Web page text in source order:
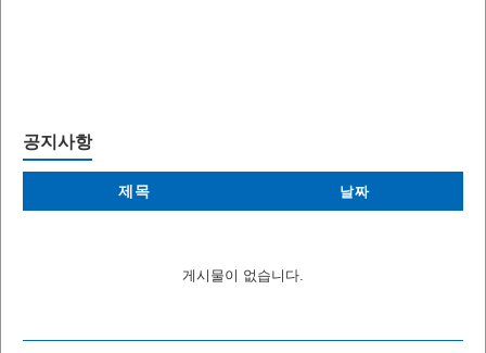
공지사항
제목 날짜
게시물이 없습니다.